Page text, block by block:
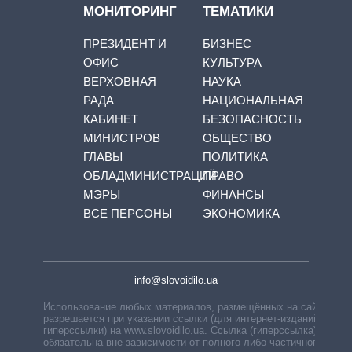
МОНИТОРИНГ
ПРЕЗИДЕНТ И
ОФИС
ВЕРХОВНАЯ
РАДА
КАБИНЕТ
МИНИСТРОВ
ГЛАВЫ
ОБЛАДМИНИСТРАЦИЙ
МЭРЫ
ВСЕ ПЕРСОНЫ
ТЕМАТИКИ
БИЗНЕС
КУЛЬТУРА
НАУКА
НАЦИОНАЛЬНАЯ
БЕЗОПАСНОСТЬ
ОБЩЕСТВО
ПОЛИТИКА
ПРАВО
ФИНАНСЫ
ЭКОНОМИКА
info@slovoidilo.ua
Использование любых материалов, размещённых на сайте,
разрешается при указании ссылки (для интернет-изданий —
гиперссылки) на www.slovoidilo.ua. Ссылка (гиперссылка)
обязательна вне зависимости от полного либо частичного